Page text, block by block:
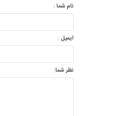
نام شما :
ایمیل :
نظر شما: